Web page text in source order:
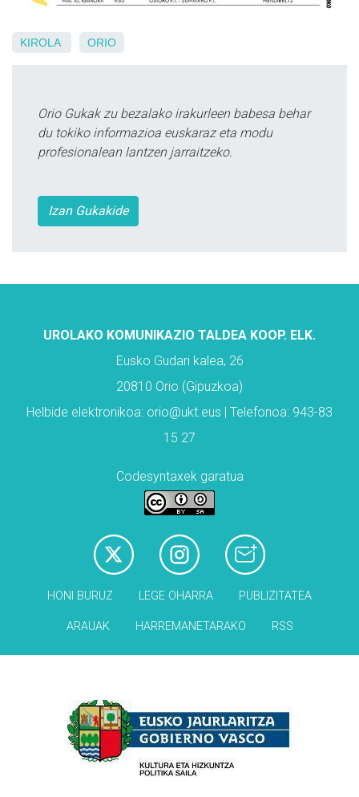
KIROLA ORIO
Orio Gukak zu bezalako irakurleen babesa behar
du tokiko informazioa euskaraz eta modu
profesionalean lantzen jarraitzeko.
Izan Gukakide
UROLAKO KOMUNIKAZIO TALDEA KOOP. ELK.
Eusko Gudari kalea, 26
20810 Orio (Gipuzkoa)
Helbide elektronikoa: orio@ukt.eus | Telefonoa: 943-83
15 27
Codesyntaxek garatua
HONI BURUZ LEGE OHARRA PUBLIZITATEA
ARAUAK HARREMANETARAKO RSS